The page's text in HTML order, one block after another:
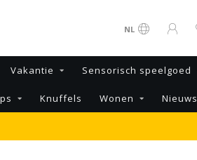
NL
Vakantie Sensorisch speelgoed
Knuffels Wonen Nieuws